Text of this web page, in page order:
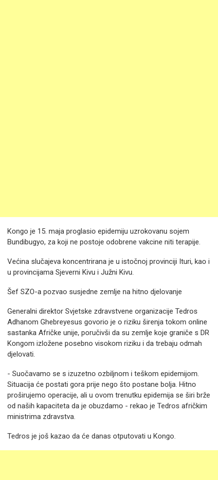
Kongo je 15. maja proglasio epidemiju uzrokovanu sojem
Bundibugyo, za koji ne postoje odobrene vakcine niti terapije.
Većina slučajeva koncentrirana je u istočnoj provinciji Ituri, kao i
u provincijama Sjeverni Kivu i Južni Kivu.
Šef SZO-a pozvao susjedne zemlje na hitno djelovanje
Generalni direktor Svjetske zdravstvene organizacije Tedros
Adhanom Ghebreyesus govorio je o riziku širenja tokom online
sastanka Afričke unije, poručivši da su zemlje koje graniče s DR
Kongom izložene posebno visokom riziku i da trebaju odmah
djelovati.
- Suočavamo se s izuzetno ozbiljnom i teškom epidemijom.
Situacija će postati gora prije nego što postane bolja. Hitno
proširujemo operacije, ali u ovom trenutku epidemija se širi brže
od naših kapaciteta da je obuzdamo - rekao je Tedros afričkim
ministrima zdravstva.
Tedros je još kazao da će danas otputovati u Kongo.